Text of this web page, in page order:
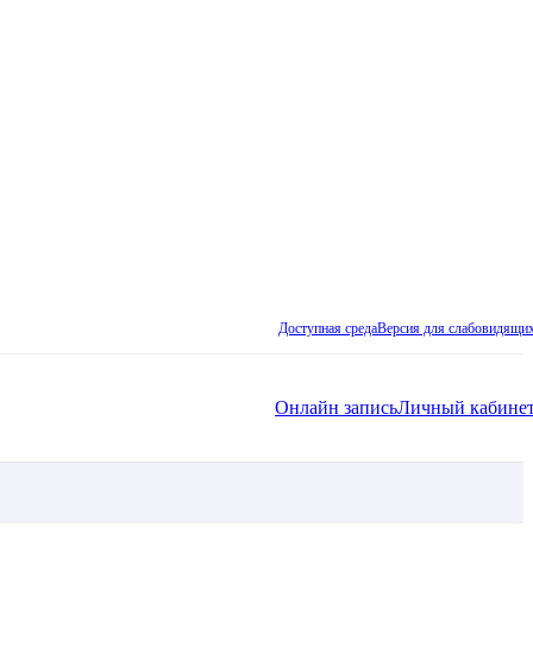
Доступная средаВерсия для
Онлайн записьЛичный